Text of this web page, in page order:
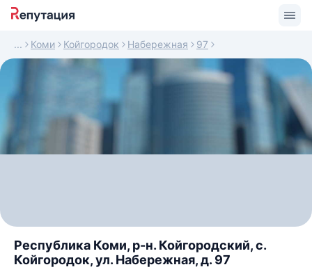
Коми Койгородок Набережная 97
Республика Коми, р-н. Койгородский, с.
Койгородок, ул. Набережная, д. 97